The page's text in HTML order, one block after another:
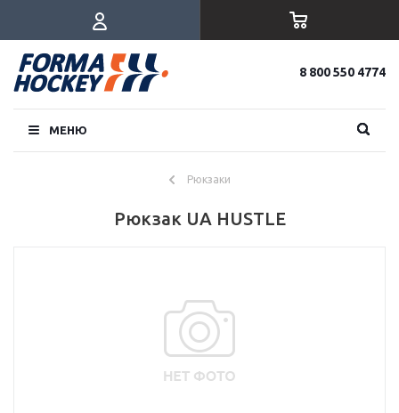
8 800 550 4774
МЕНЮ
Рюкзаки
Рюкзак UA HUSTLE